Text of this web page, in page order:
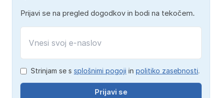
Prijavi se na pregled dogodkov in bodi na tekočem.
Strinjam se s splošnimi pogoji in politiko zasebnosti.
Prijavi se